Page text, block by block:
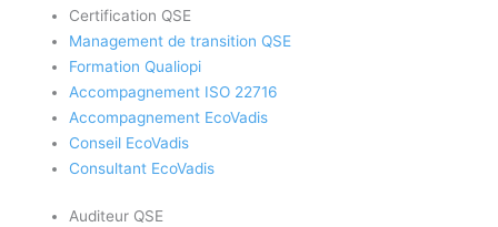
Certification QSE
Management de transition QSE
Formation Qualiopi
Accompagnement ISO 22716
Accompagnement EcoVadis
Conseil EcoVadis
Consultant EcoVadis
Auditeur QSE